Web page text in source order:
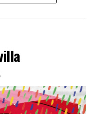
doble tapa, que